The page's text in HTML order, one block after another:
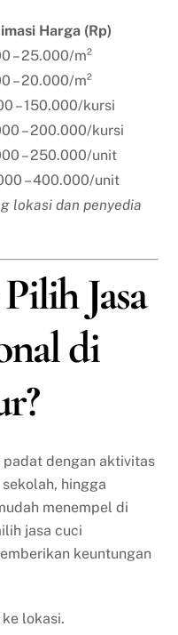
Harga (Rp)
– 25.000/m²
– 20.000/m²
– 150.000/kursi
– 200.000/kursi
– 250.000/unit
– 400.000/unit
lokasi dan penyedia
Jasa
di
padat dengan aktivitas
hingga
menempel di
jasa cuci
keuntungan
lokasi.